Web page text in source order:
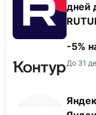
дней
-5%
До 31